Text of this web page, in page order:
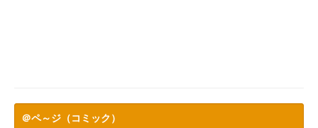
＠ペ～ジ（コミック）